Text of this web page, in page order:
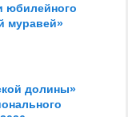
юбилейного
муравей»
долины»